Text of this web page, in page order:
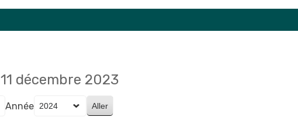
11 décembre 2023
Année